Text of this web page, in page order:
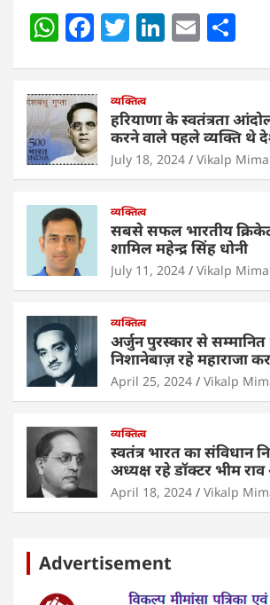
W
at
s
A
p
p
F
c
e
b
o
o
T
er
Li
e
dI
n
E
l e
व्यक्तित्व
हरियाणा के स्वतंत्रता
करने वाले पहले व्यक्ति थे
July 18, 2024 Vikalp
व्यक्तित्व
सबसे सफल भारतीय
शामिल महेन्द्र सिंह धोनी
July 11, 2024 Vikalp
व्यक्तित्व
अर्जुन पुरस्कार से
निशानेबाज़ रहे महाराजा
April 25, 2024 Vikalp
व्यक्तित्व
स्वतंत्र भारत का संविधान
अध्यक्ष रहे डॉक्टर भीम
April 18, 2024 Vikalp
Advertisement